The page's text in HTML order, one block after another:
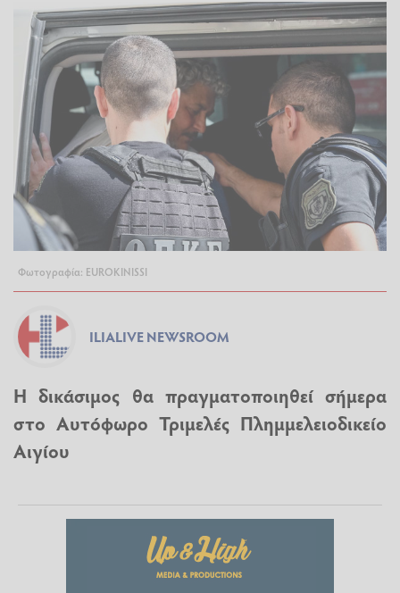
Φωτογραφία: EUROKINISSI
ILIALIVE NEWSROOM
Η δικάσιμος θα πραγματοποιηθεί σήμερα
στο Αυτόφωρο Τριμελές Πλημμελειοδικείο
Αιγίου